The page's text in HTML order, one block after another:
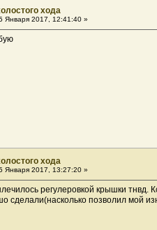
хода
Января 2017, 12:41:40 »
хода
Января 2017, 13:27:20 »
регулеровкой крышки тнвд.
сделали(насколько позволил мой